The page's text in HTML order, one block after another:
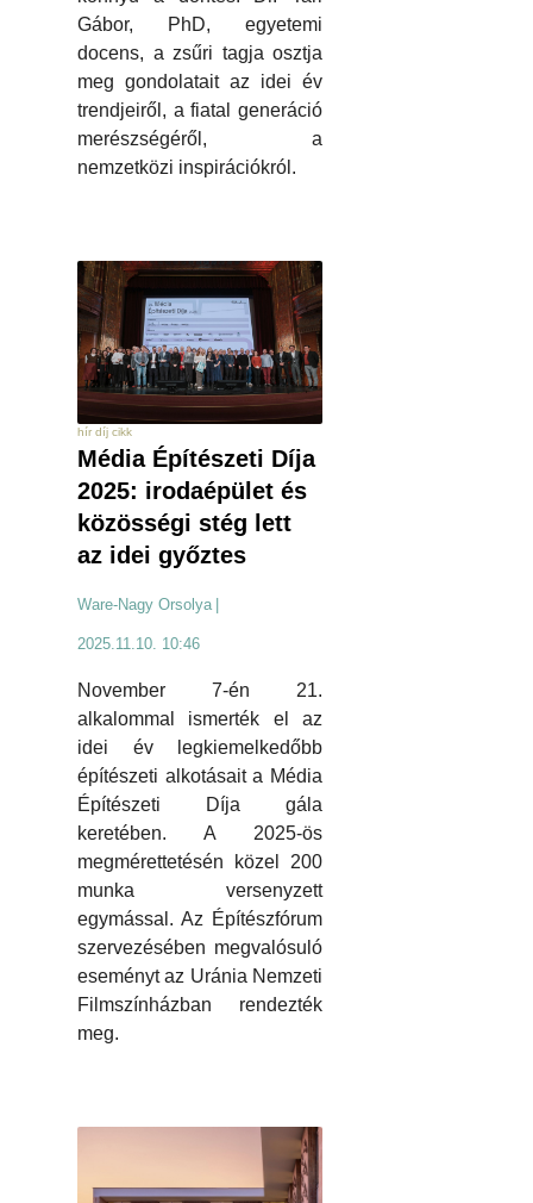
Gábor, PhD, egyetemi
docens, a zsűri tagja osztja
meg gondolatait az idei év
trendjeiről, a fiatal generáció
merészségéről, a
nemzetközi inspirációkról.
hír díj cikk
Média Építészeti Díja
2025: irodaépület és
közösségi stég lett
az idei győztes
Ware-Nagy Orsolya
2025.11.10. 10:46
November 7-én 21.
alkalommal ismerték el az
idei év legkiemelkedőbb
építészeti alkotásait a Média
Építészeti Díja gála
keretében. A 2025-ös
megmérettetésén közel 200
munka versenyzett
egymással. Az Építészfórum
szervezésében megvalósuló
eseményt az Uránia Nemzeti
Filmszínházban rendezték
meg.